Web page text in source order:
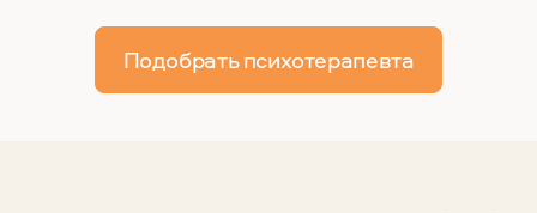
Подобрать психотерапевта